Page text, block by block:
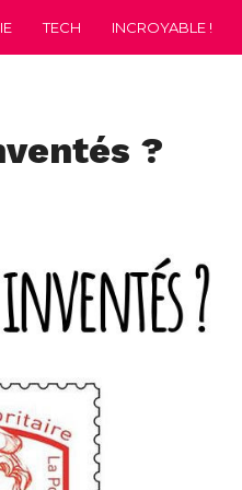
TECH INCROYABLE !
?